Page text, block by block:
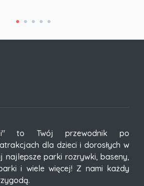
to Twój przewodnik po
dla dzieci i dorosłych w
najlepsze parki rozrywki, baseny,
i wiele więcej! Z nami każdy